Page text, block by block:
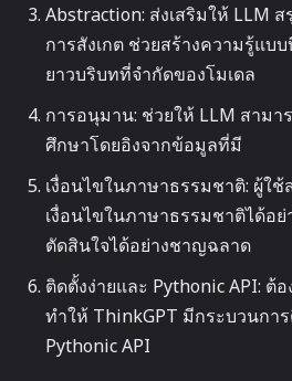
Abstraction: ส่งเสริมให้ LLM
การสังเกต ช่วยสร้างความรู้แบ
ยาวบริบทที่จำกัดของโมเดล
การอนุมาน: ช่วยให้ LLM สามา
ศึกษาโดยอิงจากข้อมูลที่มี
เงื่อนไขในภาษาธรรมชาติ: ผู้ใ
เงื่อนไขในภาษาธรรมชาติได้อย่
ตัดสินใจได้อย่างชาญฉลาด
ติดตั้งง่ายและ Pythonic API: ต้
ทำให้ ThinkGPT มีกระบวนกา
Pythonic API